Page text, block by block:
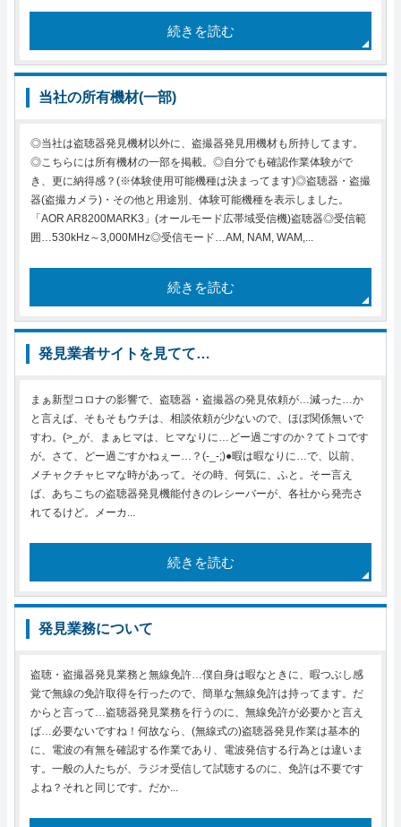
続きを読む
当社の所有機材(一部)
◎当社は盗聴器発見機材以外に、盗撮器発見用機材も所持してます。
◎こちらには所有機材の一部を掲載。◎自分でも確認作業体験がで
き、更に納得感？(※体験使用可能機種は決まってます)◎盗聴器・盗撮
器(盗撮カメラ)・その他と用途別、体験可能機種を表示しました。
「AOR AR8200MARK3」(オールモード広帯域受信機)盗聴器◎受信範
囲…530kHz～3,000MHz◎受信モード…AM, NAM, WAM,...
続きを読む
発見業者サイトを見てて…
まぁ新型コロナの影響で、盗聴器・盗撮器の発見依頼が…減った…か
と言えば、そもそもウチは、相談依頼が少ないので、ほぼ関係無いで
すわ。(>_が、まぁヒマは、ヒマなりに…どー過ごすのか？てトコです
が。さて、どー過ごすかねぇー…？(-_-;)●暇は暇なりに…で、以前、
メチャクチャヒマな時があって。その時、何気に、ふと。そー言え
ば、あちこちの盗聴器発見機能付きのレシーバーが、各社から発売さ
れてるけど。メーカ...
続きを読む
発見業務について
盗聴・盗撮器発見業務と無線免許…僕自身は暇なときに、暇つぶし感
覚で無線の免許取得を行ったので、簡単な無線免許は持ってます。だ
からと言って…盗聴器発見業務を行うのに、無線免許が必要かと言え
ば…必要ないですね！何故なら、(無線式の)盗聴器発見作業は基本的
に、電波の有無を確認する作業であり、電波発信する行為とは違いま
す。一般の人たちが、ラジオ受信して試聴するのに、免許は不要です
よね？それと同じです。だか...